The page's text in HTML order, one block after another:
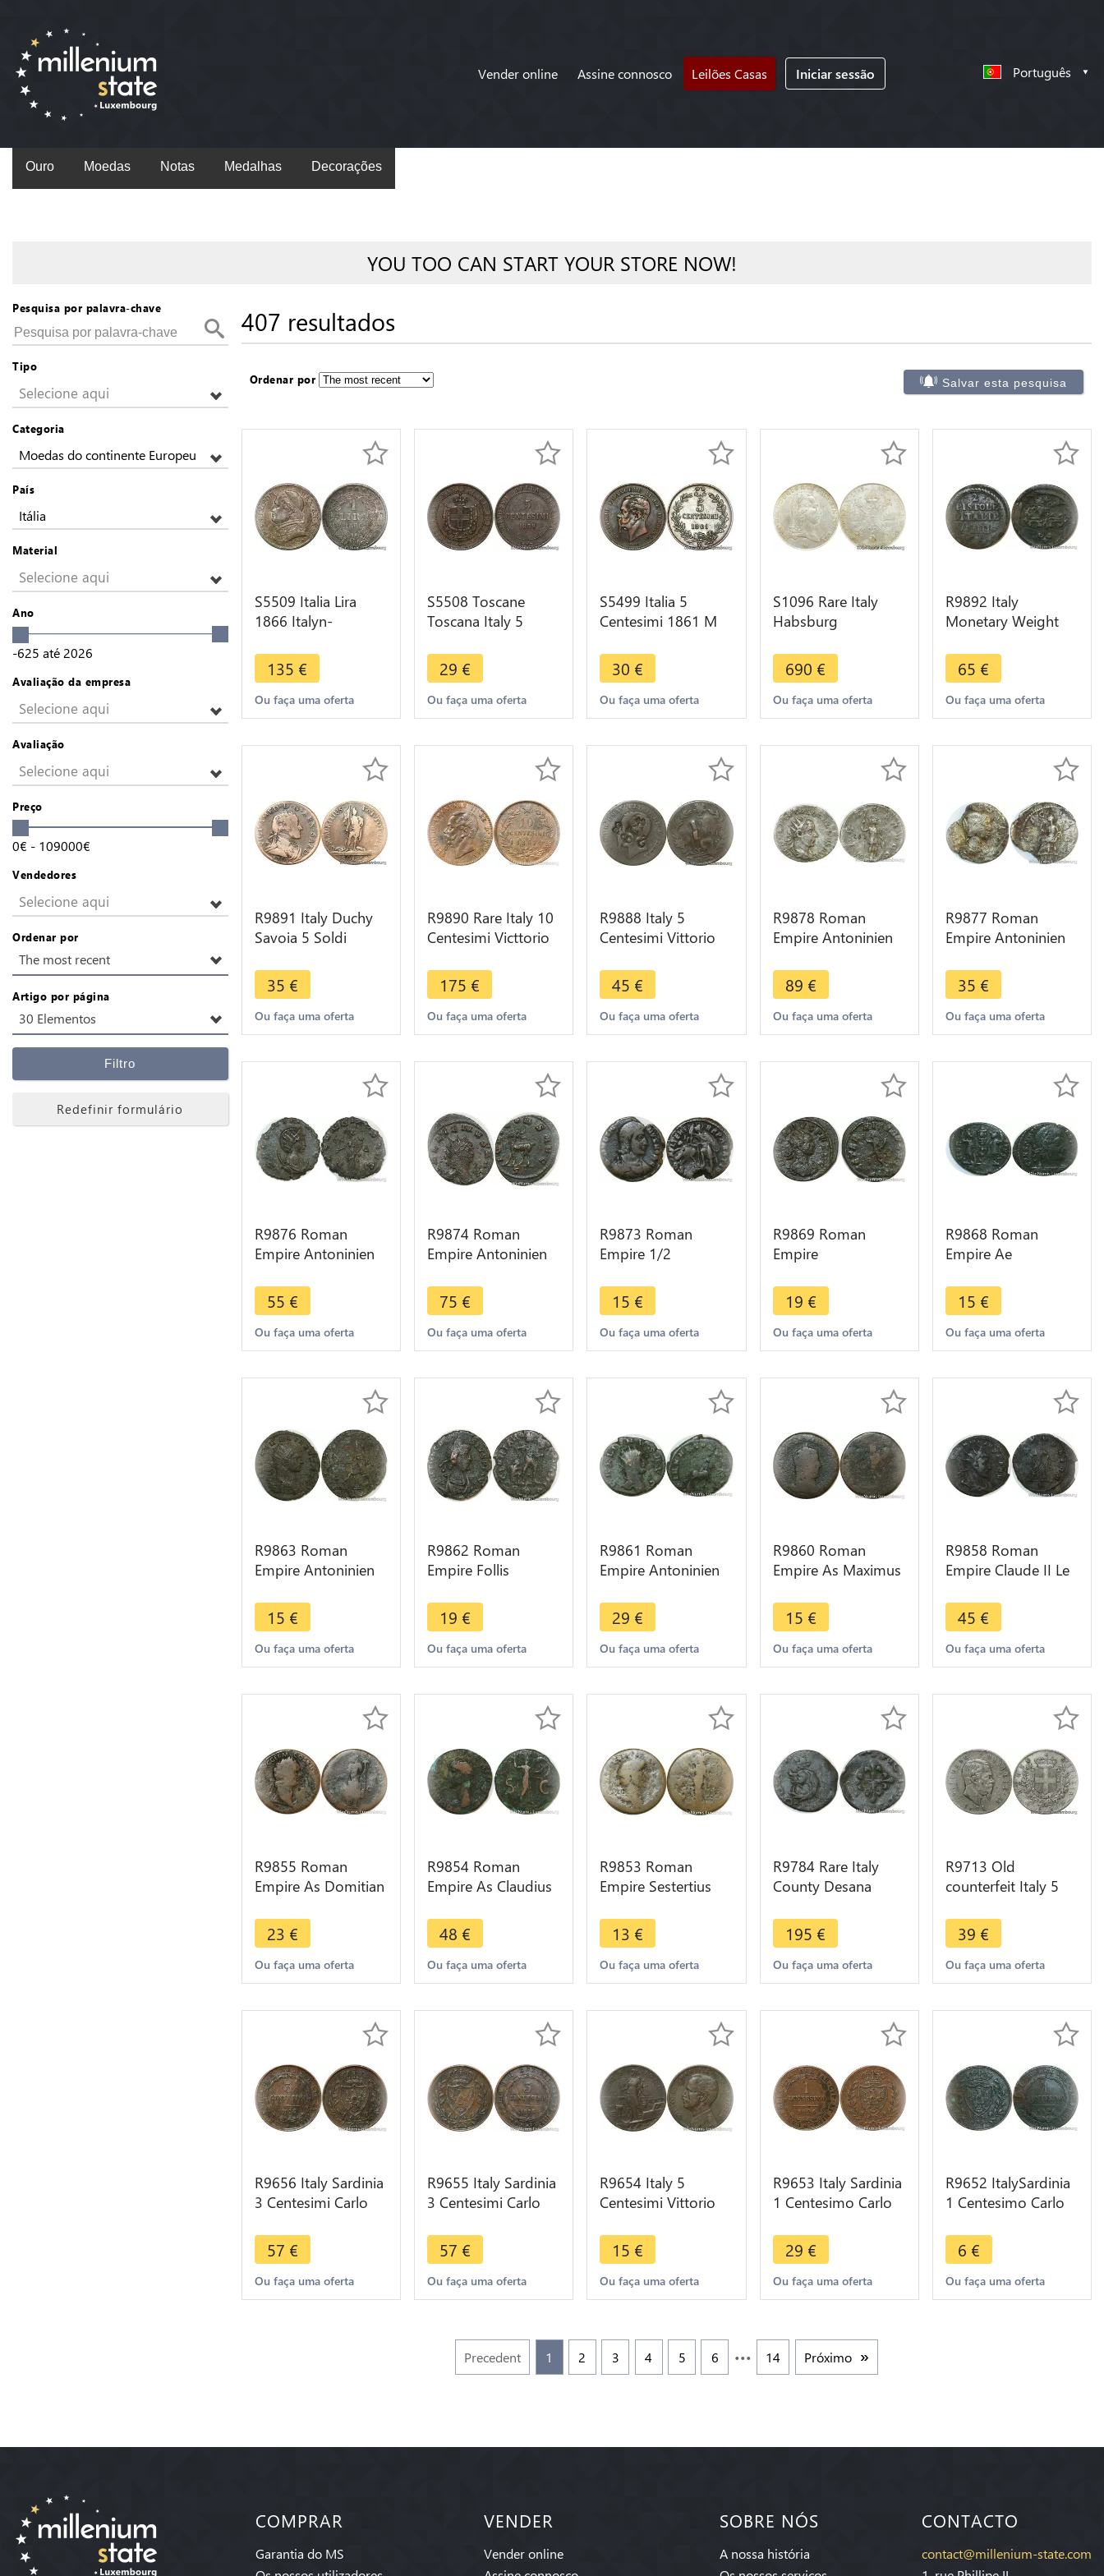
Vender online Assine connosco Leilões Casas Iniciar sessão Português
Ouro Moedas Notas Medalhas Decorações
YOU TOO CAN START YOUR STORE NOW!
Pesquisa por palavra-chave
Tipo
Selecione aqui
Categoria
Moedas do continente Europeu
País
Itália
Material
Selecione aqui
Ano
-625 até 2026
Avaliação da empresa
Selecione aqui
Avaliação
Selecione aqui
Preço
0€ - 109000€
Vendedores
Selecione aqui
Ordenar por
The most recent
Artigo por página
30 Elementos
Filtro
Redefinir formulário
407 resultados
Ordenar por Salvar esta pesquisa
S5509 Italia Lira
1866 Italyn-
Pius IX 1846-1878
SPL UNC
135 €
Ou faça uma oferta
S5508 Toscane
Toscana Italy 5
Emanuele 1859 -
Faire Offre
29 €
Ou faça uma oferta
S5499 Italia 5
Centesimi 1861 M
Emanuele II >M
offer
30 €
Ou faça uma oferta
S1096 Rare Italy
Habsburg
Milan PCGS AU58
Lustre -> Make offer
690 €
Ou faça uma oferta
R9892 Italy
Monetary Weight
Pistole V D IIII c.
1500
65 €
Ou faça uma oferta
R9891 Italy Duchy
Savoia 5 Soldi
1794 -> Make Offer
35 €
Ou faça uma oferta
R9890 Rare Italy 10
Centesimi Victtorio
Birmingham AU -
>Offer
175 €
Ou faça uma oferta
R9888 Italy 5
Centesimi Vittorio
Napoli
Countermarked 419
23
45 €
Ou faça uma oferta
R9878 Roman
Empire Antoninien
Vitvs Avgg -> Make
Offer
89 €
Ou faça uma oferta
R9877 Roman
Empire Antoninien
-> Make Offer
35 €
Ou faça uma oferta
R9876 Roman
Empire Antoninien
Fecvnditas Avg
Roma -> Make
Offer
55 €
Ou faça uma oferta
R9874 Roman
Empire Antoninien
Roma Chevre Goat
S -> Make Offer
75 €
Ou faça uma oferta
R9873 Roman
Empire 1/2
Constantius II 337
361 Rome Temp
Reparatio
15 €
Ou faça uma oferta
R9869 Roman
Empire
282 283 Rome
Aeternit KAA ->
Make Offer
19 €
Ou faça uma oferta
R9868 Roman
Empire Ae
341 -> Make Offer
15 €
Ou faça uma oferta
R9863 Roman
Empire Antoninien
Milan -> Make Offer
15 €
Ou faça uma oferta
R9862 Roman
Empire Follis
361 -> Make Offer
19 €
Ou faça uma oferta
R9861 Roman
Empire Antoninien
Diana Antilope ->
Make Offer
29 €
Ou faça uma oferta
R9860 Roman
Empire As Maximus
Rome Cornucopia -
> Make Offer
15 €
Ou faça uma oferta
R9858 Roman
Empire Claude II Le
Publica P Milan
Décentrée
45 €
Ou faça uma oferta
R9855 Roman
Empire As Domitian
Avgvsti -> Make
Offer
23 €
Ou faça uma oferta
R9854 Roman
Empire As Claudius
> Make Offer
48 €
Ou faça uma oferta
R9853 Roman
Empire Sestertius
161 -> Make Offer
13 €
Ou faça uma oferta
R9784 Rare Italy
County Desana
Tizzone 1583 ->
Make offer
195 €
Ou faça uma oferta
R9713 Old
counterfeit Italy 5
Emanuele II 1874 M
Milan Lead >Offer
39 €
Ou faça uma oferta
R9656 Italy Sardinia
3 Centesimi Carlo
> Make Offer
57 €
Ou faça uma oferta
R9655 Italy Sardinia
3 Centesimi Carlo
> Make Offer
57 €
Ou faça uma oferta
R9654 Italy 5
Centesimi Vittorio
Roma -> Make
Offer
15 €
Ou faça uma oferta
R9653 Italy Sardinia
1 Centesimo Carlo
> Make Offer
29 €
Ou faça uma oferta
R9652 ItalySardinia
1 Centesimo Carlo
> Make Offer
6 €
Ou faça uma oferta
Precedent 1 2 3 4 5 6 14 Próximo
COMPRAR
Garantia do MS
VENDER
Vender online
SOBRE NÓS
A nossa história
CONTACTO
contact@millenium-state.com